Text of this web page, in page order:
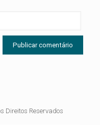
Direitos Reservados